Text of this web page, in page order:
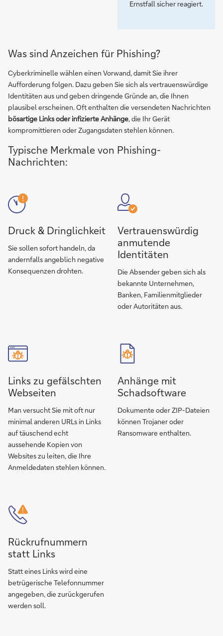
Ernstfall sicher reagiert.
Was sind Anzeichen für Phishing?
Cyberkriminelle wählen einen Vorwand, damit Sie ihrer
Aufforderung folgen. Dazu geben Sie sich als vertrauenswürdige
Identitäten aus und geben dringende Gründe an, die Ihnen
plausibel erscheinen. Oft enthalten die versendeten Nachrichten
bösartige Links oder infizierte Anhänge, die Ihr Gerät
kompromittieren oder Zugangsdaten stehlen können.
Typische Merkmale von Phishing-
Nachrichten:
Druck & Dringlichkeit
Sie sollen sofort handeln, da
andernfalls angeblich negative
Konsequenzen drohten.
Vertrauenswürdig
anmutende
Identitäten
Die Absender geben sich als
bekannte Unternehmen,
Banken, Familienmitglieder
oder Autoritäten aus.
Links zu gefälschten
Webseiten
Man versucht Sie mit oft nur
minimal anderen URLs in Links
auf täuschend echt
aussehende Kopien von
Websites zu leiten, die Ihre
Anmeldedaten stehlen können.
Anhänge mit
Schadsoftware
Dokumente oder ZIP-Dateien
können Trojaner oder
Ransomware enthalten.
Rückrufnummern
statt Links
Statt eines Links wird eine
betrügerische Telefonnummer
angegeben, die zurückgerufen
werden soll.